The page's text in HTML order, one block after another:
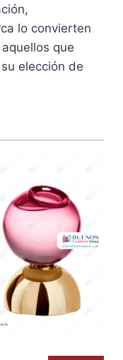
lo convierten
que
elección de